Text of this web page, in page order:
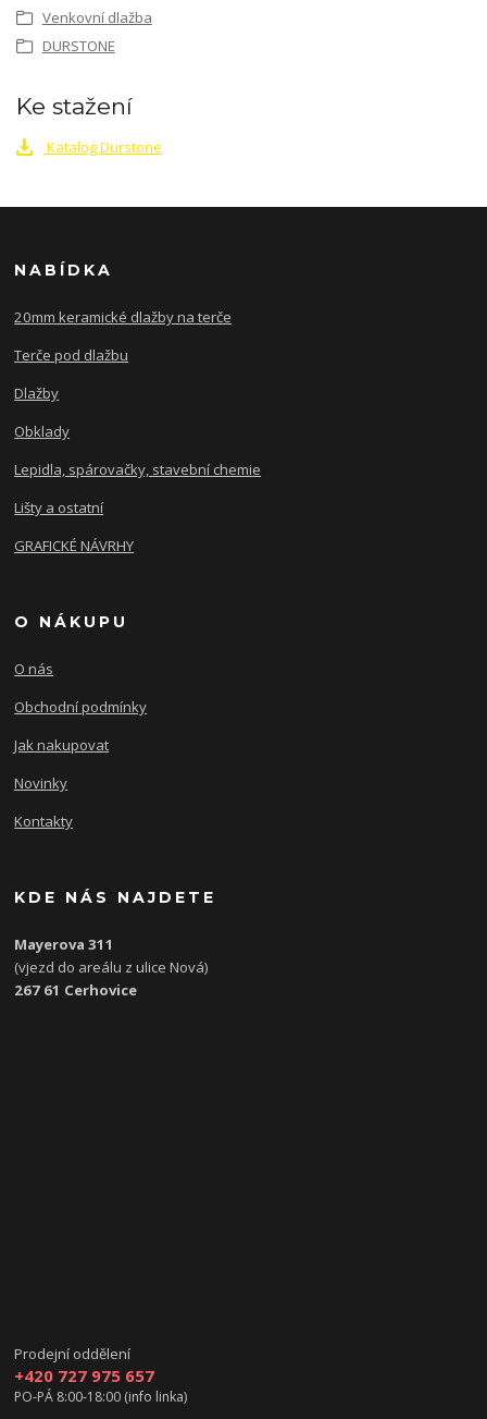
Venkovní dlažba
DURSTONE
Ke stažení
Katalog Durstone
NABÍDKA
20mm keramické dlažby na terče
Terče pod dlažbu
Dlažby
Obklady
Lepidla, spárovačky, stavební chemie
Lišty a ostatní
GRAFICKÉ NÁVRHY
O NÁKUPU
O nás
Obchodní podmínky
Jak nakupovat
Novinky
Kontakty
KDE NÁS NAJDETE
Mayerova 311
(vjezd do areálu z ulice Nová)
267 61 Cerhovice
Prodejní oddělení
+420 727 975 657
PO-PÁ 8:00-18:00 (info linka)